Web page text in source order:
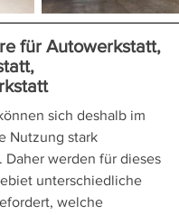
für Autowerkstatt,
sich deshalb im
Nutzung stark
Daher werden für dieses
unterschiedliche
welche